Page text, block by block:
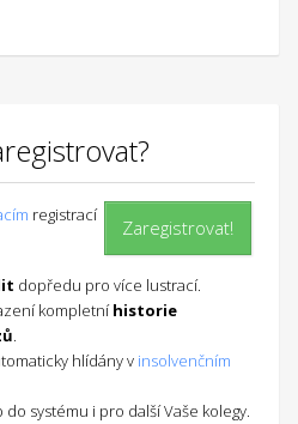
Zaregistrovat!
registrací
dopředu pro více lustrací.
kompletníhistorie
.
hlídány v insolvenčním
systému i pro další Vaše kolegy.